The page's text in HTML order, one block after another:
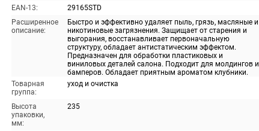
EAN-13:
29165STD
Расширенное
описание:
Быстро и эффективно удаляет пыль, грязь, масляные и
никотиновые загрязнения. Защищает от старения и
выгорания, восстанавливает первоначальную
структуру, обладает антистатическим эффектом.
Предназначен для обработки пластиковых и
виниловых деталей салона. Подходит для молдингов и
бамперов. Обладает приятным ароматом клубники.
Товарная
группа:
уход и очистка
Высота
упаковки,
мм:
235